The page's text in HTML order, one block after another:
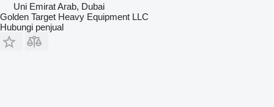
Uni Emirat Arab, Dubai
Golden Target Heavy Equipment LLC
Hubungi penjual